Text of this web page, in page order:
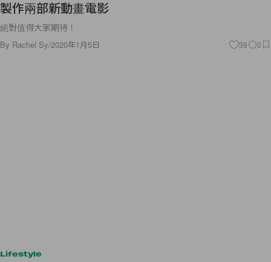
製作兩部新動畫電影
絕對值得大家期待！
By Rachel Sy/2020年1月5日 39 0
Lifestyle